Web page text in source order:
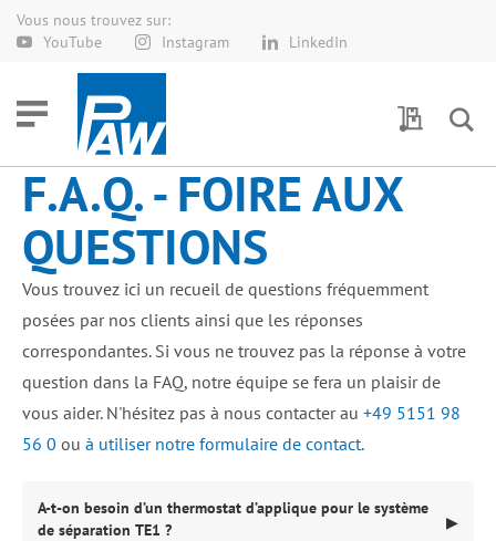
Vous nous trouvez sur:
YouTube
Instagram LinkedIn
Allez
Demande
F.A.Q. - FOIRE AUX
QUESTIONS
Vous trouvez ici un recueil de questions fréquemment
posées par nos clients ainsi que les réponses
correspondantes. Si vous ne trouvez pas la réponse à votre
question dans la FAQ, notre équipe se fera un plaisir de
vous aider. N'hésitez pas à nous contacter au +49 5151 98
56 0 ou à utiliser notre formulaire de contact.
A-t-on besoin d’un thermostat d’applique pour le système
de séparation TE1 ?
▶